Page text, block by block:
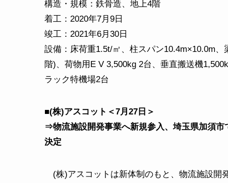
構造・規模：鉄骨造、地上4階
着工：2020年7月9日
竣工：2021年6月30日
設備：床荷重1.5t/㎡、柱スパン10.4m×10.0m
階)、荷物用E V 3,500kg 2台、垂直搬送機
ラック特機場2台
■(株)アスコット＜7月27日＞
⇒物流施設開発事業へ新規参入、埼玉県加須
決定
(株)アスコットは新体制のもと、物流施設開